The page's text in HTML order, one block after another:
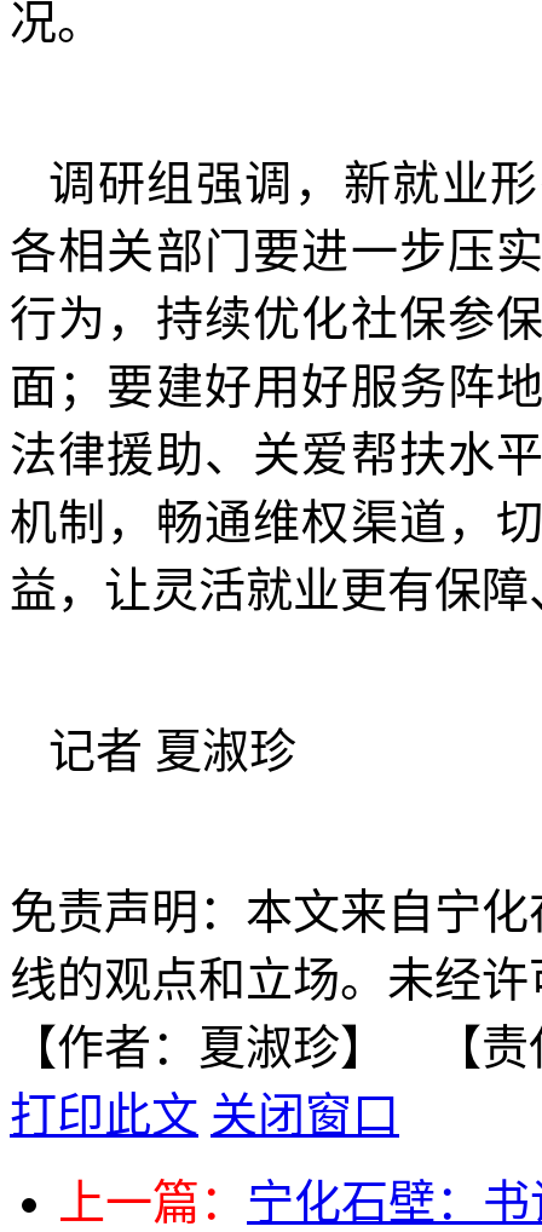
况。
调研组强调，新就业
各相关部门要进一步压
行为，持续优化社保参
面；要建好用好服务阵
法律援助、关爱帮扶水
机制，畅通维权渠道，
益，让灵活就业更有保
记者 夏淑珍
免责声明：本文来自宁
线的观点和立场。未经
【作者：夏淑珍】 【
打印此文 关闭窗口
上一篇： 宁化石壁：